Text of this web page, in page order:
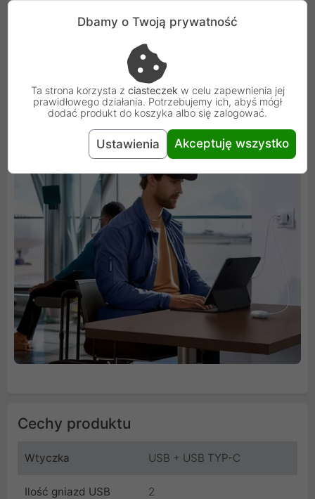
Pełne bezpieczeństwo i stylowa obudowa
Zintegrowane zabezpieczenia chronią przed
przepięciem i przegrzaniem, a czarna, minimalistyczna
Cechy produktu
Wtyczka USB + USB TYP-C
Ilość gniazd USB 2
Dbamy o Twoją prywatność
Ta strona korzysta z ciasteczek w celu zapewnienia jej
prawidłowego działania. Potrzebujemy ich, abyś mógł
dodać produkt do koszyka albo się zalogować.
Ustawienia Akceptuję wszystko